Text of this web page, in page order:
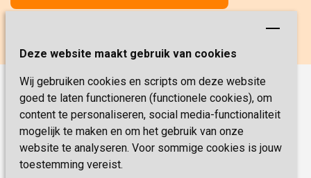
Deze website maakt gebruik van cookies
Wij gebruiken cookies en scripts om deze website
goed te laten functioneren (functionele cookies), om
content te personaliseren, social media-functionaliteit
mogelijk te maken en om het gebruik van onze
website te analyseren. Voor sommige cookies is jouw
toestemming vereist.
Onze functies
Verpleegkunde
Verzorging
Coördinator Zorg & Welzijn
Vacatures
Werken & Leren